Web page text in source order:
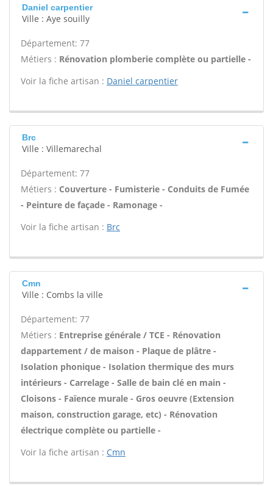
Daniel carpentier
Ville : Aye souilly
Département: 77
Métiers : Rénovation plomberie complète ou partielle -
Voir la fiche artisan : Daniel carpentier
Brc
Ville : Villemarechal
Département: 77
Métiers : Couverture - Fumisterie - Conduits de Fumée
- Peinture de façade - Ramonage -
Voir la fiche artisan : Brc
Cmn
Ville : Combs la ville
Département: 77
Métiers : Entreprise générale / TCE - Rénovation
dappartement / de maison - Plaque de plâtre -
Isolation phonique - Isolation thermique des murs
intérieurs - Carrelage - Salle de bain clé en main -
Cloisons - Faïence murale - Gros oeuvre (Extension
maison, construction garage, etc) - Rénovation
électrique complète ou partielle -
Voir la fiche artisan : Cmn